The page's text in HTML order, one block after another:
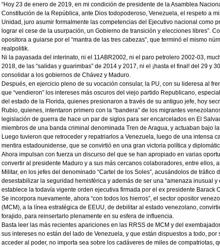
“Hoy 23 de enero de 2019, en mi condición de presidente de la Asamblea
Constitución de la República, ante Dios todopoderoso, Venezuela, el respeto a
Unidad, juro asumir formalmente las competencias del Ejecutivo nacional como
lograr el cese de la usurpación, un Gobierno de transición y elecciones libres”.
opositora a guiarse por el “mantra de las tres cabezas”, que terminó el mismo
realpolitik.
Ni la payasada del interinato, ni el 11ABR2002, ni el paro petrolero 2002-03,
2018, de las “salidas y guarimbas” de 2014 y 2017, ni el ¡hasta el final! del 29 y
consolidar a los gobiernos de Chávez y Maduro.
Después, en ejercicio pleno de su vocación consular, la PU, con su lideresa al
que “vendieron” los intereses más oscuros del viejo partido Republicano,
del estado de la Florida, quienes presionaron a través de su antiguo jefe, hoy
Rubio, quienes, intentaron primero con la “bandera” de los migrantes
legislación de guerra de hace un par de siglos para ser encarcelados en El
miembros de una banda criminal denominada Tren de Aragua, y actuaban bajo
Luego tuvieron que retroceder y repatriarlos a Venezuela, luego de una intensa
mentira estadounidense, que se convirtió en una gran victoria política y
Ahora impulsan con fuerza un discurso del que se han apropiado en varias
convertir al presidente Maduro y a sus más cercanos colaboradores, entre ellos,
Militar, en los jefes del denominado “Cartel de los Soles”, acusándolos de tráfico
desestabilizar la seguridad hemisférica y además de ser una “amenaza inusual
establece la todavía vigente orden ejecutiva firmada por el ex presidente Barack
Se incorpora nuevamente, ahora “con todos los hierros”, el sector opositor
(MCM), a la línea estratégica de EEUU, de debilitar al estado venezolano,
forajido, para reinsertarlo plenamente en su esfera de influencia.
Basta leer las más recientes apariciones en las RRSS de MCM y del
sus intereses no están del lado de Venezuela, y que están dispuestos a todo,
acceder al poder, no importa sea sobre los cadáveres de miles de compatriotas,